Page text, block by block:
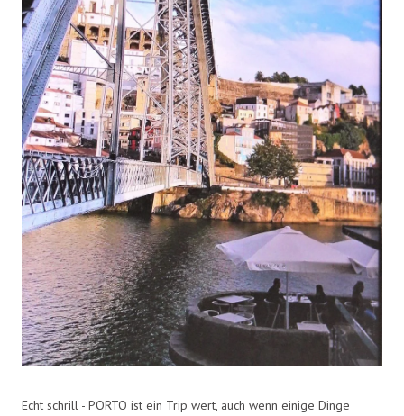
Echt schrill - PORTO ist ein Trip wert, auch wenn einige Dinge